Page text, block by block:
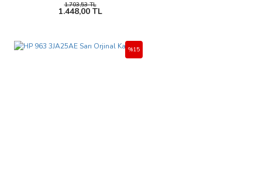
1.703,53 TL
1.448,00 TL
%15